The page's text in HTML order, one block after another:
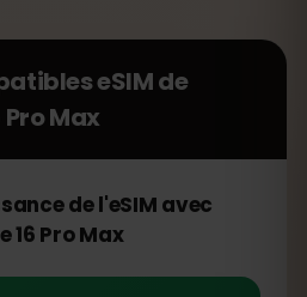
eSIM de
Max
de l'eSIM avec
16 Pro Max